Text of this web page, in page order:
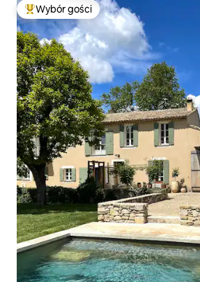
Najpopularniejsze z kategorii Wybór
Wybór gości